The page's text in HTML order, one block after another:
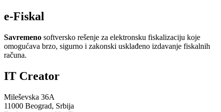
e-Fiskal
Savremeno softversko rešenje za elektronsku fiskalizaciju koje
omogućava brzo, sigurno i zakonski usklađeno izdavanje fiskalnih
računa.
IT Creator
Mileševska 36A
11000 Beograd, Srbija